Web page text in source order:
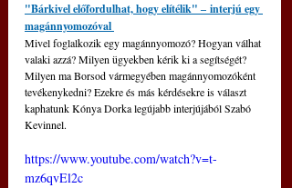
"Bárkivel előfordulhat, hogy elítélik" ‒ interjú egy
magánnyomozóval
Mivel foglalkozik egy magánnyomozó? Hogyan válhat
valaki azzá? Milyen ügyekben kérik ki a segítségét?
Milyen ma Borsod vármegyében magánnyomozóként
tevékenykedni? Ezekre és más kérdésekre is választ
kaphatunk Kónya Dorka legújabb interjújából Szabó
Kevinnel.
https://www.youtube.com/watch?v=t-
mz6qvEl2c